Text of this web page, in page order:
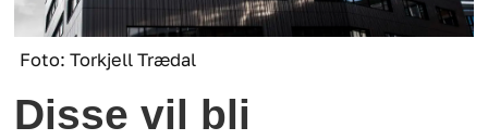
Foto: Torkjell Trædal
Disse vil bli